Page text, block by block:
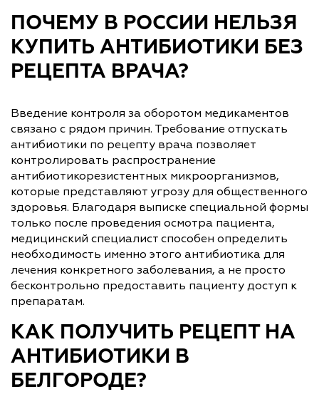
ПОЧЕМУ В РОССИИ НЕЛЬЗЯ
КУПИТЬ АНТИБИОТИКИ БЕЗ
РЕЦЕПТА ВРАЧА?
Введение контроля за оборотом медикаментов
связано с рядом причин. Требование отпускать
антибиотики по рецепту врача позволяет
контролировать распространение
антибиотикорезистентных микроорганизмов,
которые представляют угрозу для общественного
здоровья. Благодаря выписке специальной формы
только после проведения осмотра пациента,
медицинский специалист способен определить
необходимость именно этого антибиотика для
лечения конкретного заболевания, а не просто
бесконтрольно предоставить пациенту доступ к
препаратам.
КАК ПОЛУЧИТЬ РЕЦЕПТ НА
АНТИБИОТИКИ В
БЕЛГОРОДЕ?